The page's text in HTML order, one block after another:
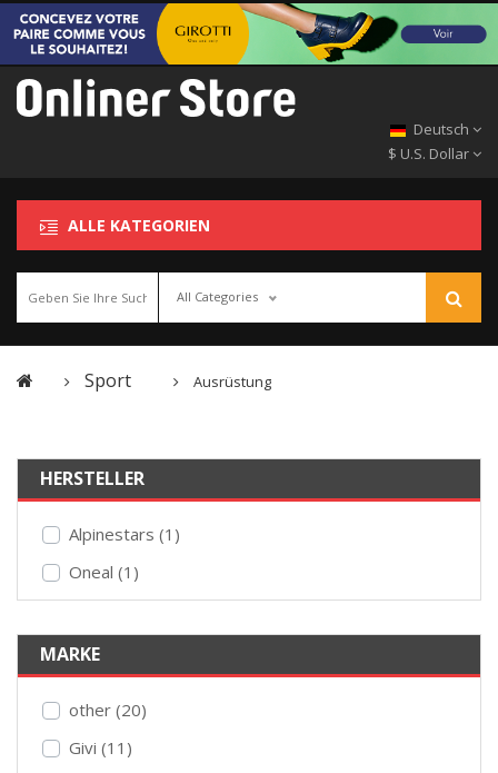
Deutsch
$ U.S. Dollar
ALLE KATEGORIEN
All Categories
Sport Ausrüstung
HERSTELLER
Alpinestars (1)
Oneal (1)
MARKE
other (20)
Givi (11)